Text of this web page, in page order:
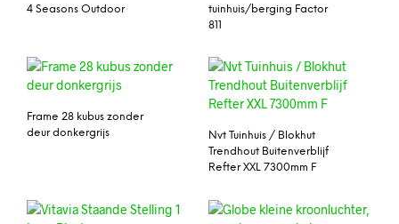
4 Seasons Outdoor
tuinhuis/berging Factor
811
Frame 28 kubus zonder
deur donkergrijs
Nvt Tuinhuis / Blokhut
Trendhout Buitenverblijf
Refter XXL 7300mm F